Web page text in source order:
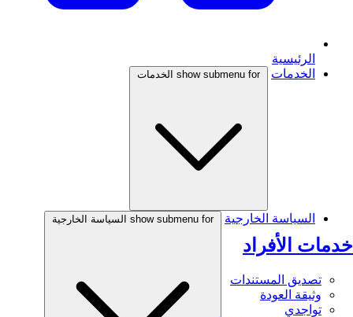
الرئيسية
الخدمات
show submenu for الخدمات
خدمات الأفراد
تصديق المستندات
وثيقة العودة
تواجدي
السياسة الخارجية show submenu for السياسة الخارجية